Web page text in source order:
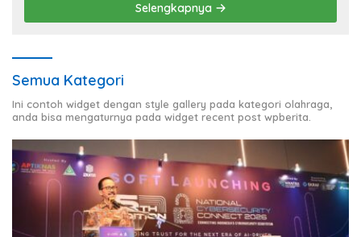
Selengkapnya
Semua Kategori
Ini contoh widget dengan style gallery pada kategori olahraga,
anda bisa mengaturnya pada widget recent post wpberita.